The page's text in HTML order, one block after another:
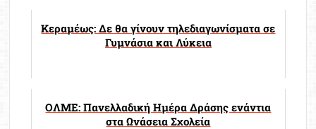
Κεραμέως: Δε θα γίνουν τηλεδιαγωνίσματα σε
Γυμνάσια και Λύκεια
ΟΛΜΕ: Πανελλαδική Ημέρα Δράσης ενάντια
στα Ωνάσεια Σχολεία